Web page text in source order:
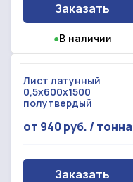
Заказать
●В наличии
Лист латунный
0,5x600x1500
полутвердый
от 940 руб. / тонна
Заказать